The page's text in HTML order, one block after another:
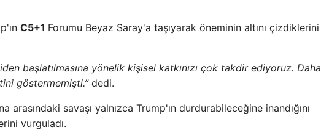
C5+1 Forumu Beyaz Saray'a taşıyarak öneminin altını çizdiklerini
başlatılmasına yönelik kişisel katkınızı çok takdir ediyoruz. Daha
göstermemişti.”dedi.
savaşı yalnızca Trump'ın durdurabileceğine inandığını
vurguladı.